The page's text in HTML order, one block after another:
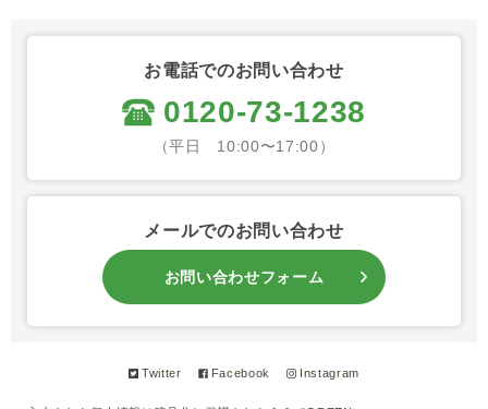
お電話でのお問い合わせ
0120-73-1238
（平日 10:00〜17:00）
メールでのお問い合わせ
お問い合わせフォーム
Twitter Facebook Instagram